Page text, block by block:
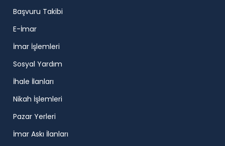
Başvuru Takibi
E-İmar
İmar İşlemleri
Sosyal Yardım
İhale İlanları
Nikah İşlemleri
Pazar Yerleri
İmar Askı İlanları